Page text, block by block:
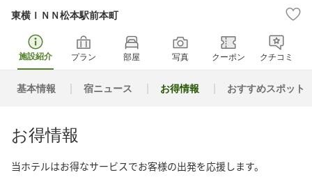
東横ＩＮＮ松本駅前本町
施設紹介 プラン 部屋 写真 クーポン クチコミ
基本情報 宿ニュース お得情報 おすすめスポット
お得情報
当ホテルはお得なサービスでお客様の出発を応援します。